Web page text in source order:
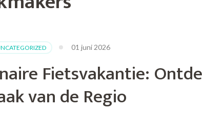
01 juni 2026
Fietsvakantie:
van de Regio